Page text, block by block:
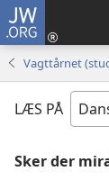
JW.ORG
Vagttårnet
LÆS PÅ
Sker der